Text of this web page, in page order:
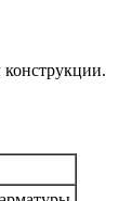
конструкции.